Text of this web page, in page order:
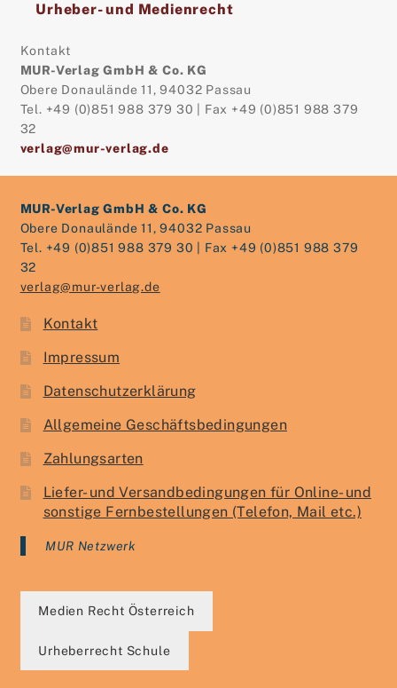
Urheber- und Medienrecht
Kontakt
MUR-Verlag GmbH & Co. KG
Obere Donaulände 11, 94032 Passau
Tel. +49 (0)851 988 379 30 | Fax +49 (0)851 988 379
32
verlag@mur-verlag.de
MUR-Verlag GmbH & Co. KG
Obere Donaulände 11, 94032 Passau
Tel. +49 (0)851 988 379 30 | Fax +49 (0)851 988 379
32
verlag@mur-verlag.de
Kontakt
Impressum
Datenschutzerklärung
Allgemeine Geschäftsbedingungen
Zahlungsarten
Liefer- und Versandbedingungen für Online- und
sonstige Fernbestellungen (Telefon, Mail etc.)
MUR Netzwerk
Medien Recht Österreich
Urheberrecht Schule